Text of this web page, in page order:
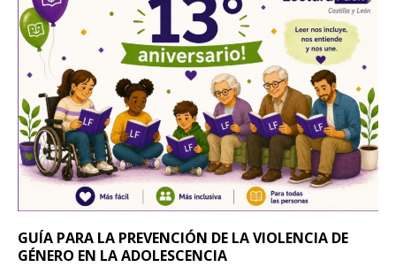
GUÍA PARA LA PREVENCIÓN DE LA VIOLENCIA DE
GÉNERO EN LA ADOLESCENCIA